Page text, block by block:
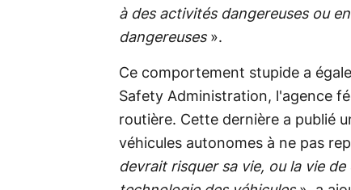
à des activités dangereuses ou
dangereuses».
Ce comportement stupide a
Safety Administration, l'agence
routière. Cette dernière a publié
véhicules autonomes à ne pas
devrait risquer sa vie, ou la vie